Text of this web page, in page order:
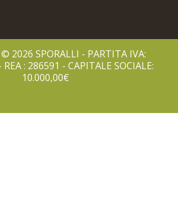
2026 SPORALLI - PARTITA IVA:
: 286591 - CAPITALE SOCIALE:
10.000,00€